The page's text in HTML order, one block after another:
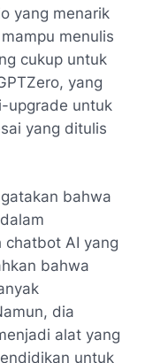
yang menarik
menulis
cukup untuk
yang
upgrade untuk
yang ditulis
bahwa
chatbot AI yang
bahwa
dia
alat yang
untuk